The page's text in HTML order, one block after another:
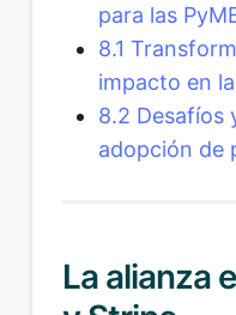
para las
8.1
impacto en
8.2 Desafíos
adopción de
La alianza